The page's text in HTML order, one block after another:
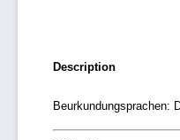
Description
Beurkundungsprachen: